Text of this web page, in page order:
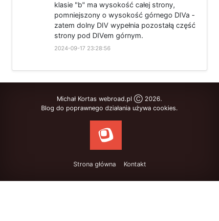
klasie "b" ma wysokość całej strony,
pomniejszony o wysokość górnego DIVa -
zatem dolny DIV wypełnia pozostałą część
strony pod DIVem górnym.
2024-09-17 23:28:56
Michał Kortas webroad.pl Ⓒ 2026.
Blog do poprawnego działania używa cookies.
Strona główna Kontakt